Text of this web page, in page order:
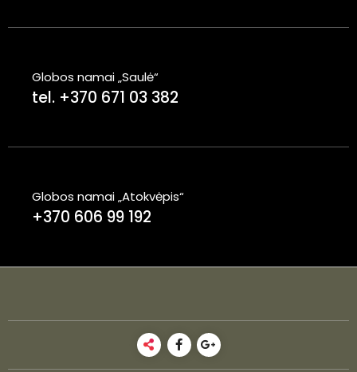
Globos namai „Saulė“
tel. +370 671 03 382
Globos namai „Atokvėpis“
+370 606 99 192